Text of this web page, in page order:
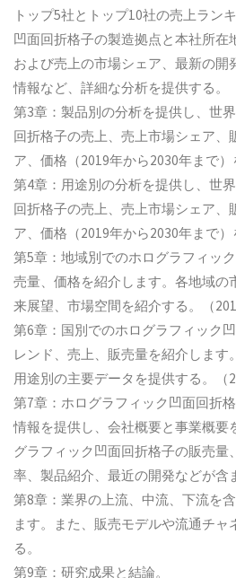
トップ5社とトップ10社の売上ラン
凹面回折格子の製造拠点と本社所在
および売上の市場シェア、最新の開
情報など、詳細な分析を提供する。
第3章：製品別の分析を提供し、世
回折格子の売上、売上市場シェア、
ア、価格（2019年から2030年まで）
第4章：用途別の分析を提供し、世
回折格子の売上、売上市場シェア、
ア、価格（2019年から2030年まで）
第5章：地域別でのホログラフィッ
売量、価格を紹介します。各地域の
来展望、市場空間を紹介する。（
第6章：国別でのホログラフィック
レンド、売上、販売量を紹介します
用途別の主要データを提供する。（
第7章：ホログラフィック凹面回折
情報を提供し、会社概要と事業概要
グラフィック凹面回折格子の販売量
率、製品紹介、最近の開発などが含
第8章：業界の上流、中流、下流を
ます。また、販売モデルや流通チャ
る。
第9章：研究成果と結論。